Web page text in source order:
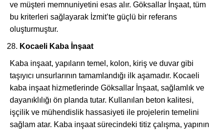
ve müşteri memnuniyetini esas alır. Göksallar İnşaat, tüm
bu kriterleri sağlayarak İzmit’te güçlü bir referans
oluşturmuştur.
Kocaeli Kaba İnşaat
Kaba inşaat, yapıların temel, kolon, kiriş ve duvar gibi
taşıyıcı unsurlarının tamamlandığı ilk aşamadır. Kocaeli
kaba inşaat hizmetlerinde Göksallar İnşaat, sağlamlık ve
dayanıklılığı ön planda tutar. Kullanılan beton kalitesi,
işçilik ve mühendislik hassasiyeti ile projelerin temelini
sağlam atar. Kaba inşaat sürecindeki titiz çalışma, yapının